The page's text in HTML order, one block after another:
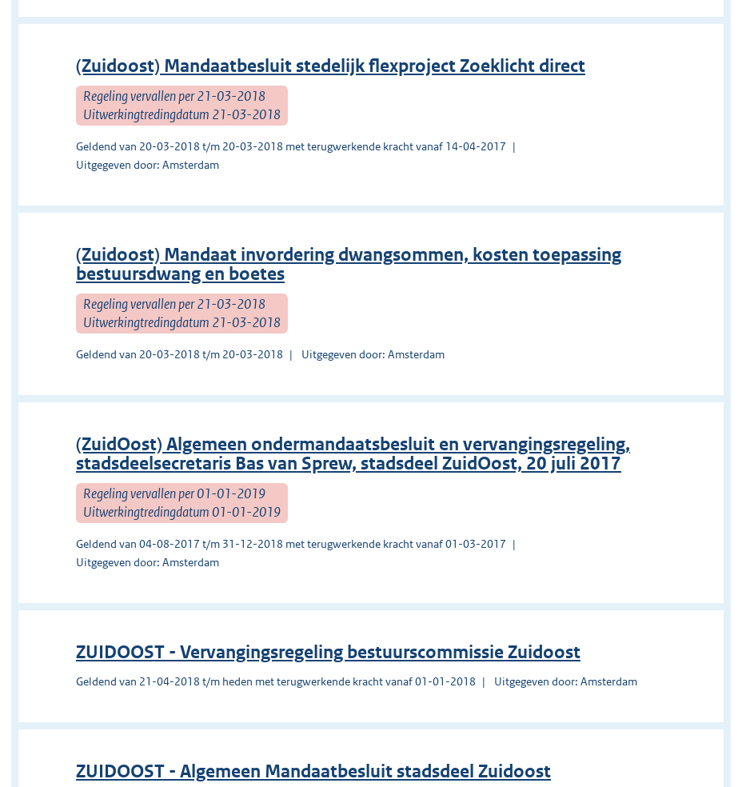
(Zuidoost) Mandaatbesluit stedelijk flexproject Zoeklicht direct
Regeling vervallen per 21-03-2018
Uitwerkingtredingdatum 21-03-2018
Geldend van 20-03-2018 t/m 20-03-2018 met terugwerkende kracht vanaf 14-04-2017
Uitgegeven door: Amsterdam
(Zuidoost) Mandaat invordering dwangsommen, kosten toepassing
bestuursdwang en boetes
Regeling vervallen per 21-03-2018
Uitwerkingtredingdatum 21-03-2018
Geldend van 20-03-2018 t/m 20-03-2018 Uitgegeven door: Amsterdam
(ZuidOost) Algemeen ondermandaatsbesluit en vervangingsregeling,
stadsdeelsecretaris Bas van Sprew, stadsdeel ZuidOost, 20 juli 2017
Regeling vervallen per 01-01-2019
Uitwerkingtredingdatum 01-01-2019
Geldend van 04-08-2017 t/m 31-12-2018 met terugwerkende kracht vanaf 01-03-2017
Uitgegeven door: Amsterdam
ZUIDOOST - Vervangingsregeling bestuurscommissie Zuidoost
Geldend van 21-04-2018 t/m heden met terugwerkende kracht vanaf 01-01-2018 Uitgegeven door: Amsterdam
ZUIDOOST - Algemeen Mandaatbesluit stadsdeel Zuidoost